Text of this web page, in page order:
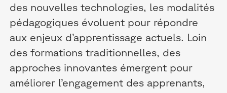
des nouvelles technologies, les modalités
pédagogiques évoluent pour répondre
aux enjeux d’apprentissage actuels. Loin
des formations traditionnelles, des
approches innovantes émergent pour
améliorer l’engagement des apprenants,